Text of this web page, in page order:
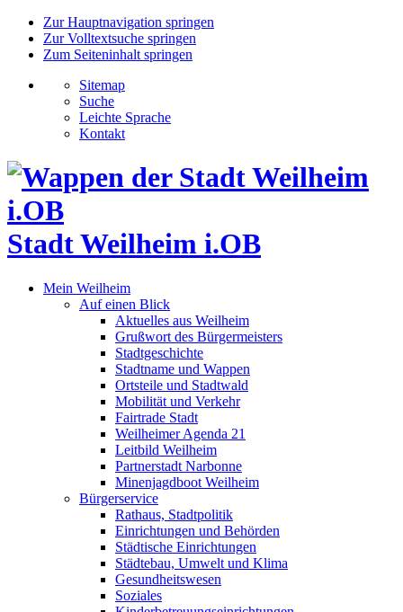
Zur Hauptnavigation springen
Zur Volltextsuche springen
Zum Seiteninhalt springen
Sitemap
Suche
Leichte Sprache
Kontakt
Stadt Weilheim i.OB
Mein Weilheim
Auf einen Blick
Aktuelles aus Weilheim
Grußwort des Bürgermeisters
Stadtgeschichte
Stadtname und Wappen
Ortsteile und Stadtwald
Mobilität und Verkehr
Fairtrade Stadt
Weilheimer Agenda 21
Leitbild Weilheim
Partnerstadt Narbonne
Minenjagdboot Weilheim
Bürgerservice
Rathaus, Stadtpolitik
Einrichtungen und Behörden
Städtische Einrichtungen
Städtebau, Umwelt und Klima
Gesundheitswesen
Soziales